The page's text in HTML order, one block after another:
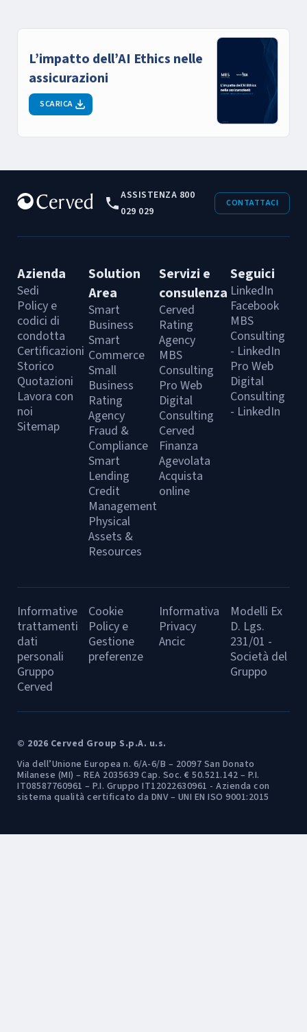
L’impatto dell’AI Ethics nelle
assicurazioni
SCARICA
ASSISTENZA 800
029 029
CONTATTACI
Azienda
Sedi
Policy e
codici di
condotta
Certificazioni
Storico
Quotazioni
Lavora con
noi
Sitemap
Solution
Area
Smart
Business
Smart
Commerce
Small
Business
Rating
Agency
Fraud &
Compliance
Smart
Lending
Credit
Management
Physical
Assets &
Resources
Servizi e
consulenza
Cerved
Rating
Agency
MBS
Consulting
Pro Web
Digital
Consulting
Cerved
Finanza
Agevolata
Acquista
online
Seguici
LinkedIn
Facebook
MBS
Consulting
- LinkedIn
Pro Web
Digital
Consulting
- LinkedIn
Informative
trattamenti
dati
personali
Gruppo
Cerved
Cookie
Policy e
Gestione
preferenze
Informativa
Privacy
Ancic
Modelli Ex
D. Lgs.
231/01 -
Società del
Gruppo
© 2026 Cerved Group S.p.A. u.s.
Via dell’Unione Europea n. 6/A-6/B – 20097 San Donato
Milanese (MI) – REA 2035639 Cap. Soc. € 50.521.142 – P.I.
IT08587760961 – P.I. Gruppo IT12022630961 - Azienda con
sistema qualità certificato da DNV – UNI EN ISO 9001:2015